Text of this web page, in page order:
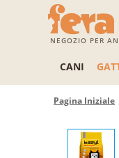
NEGOZIO PER
CANI
Pagina Iniziale